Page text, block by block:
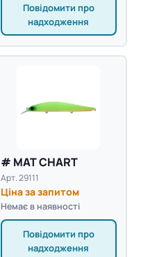
Повідомити про
надходження
# MAT CHART
Арт. 29111
Ціна за запитом
Немає в наявності
Повідомити про
надходження